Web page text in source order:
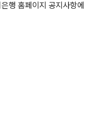
행 홈페이지 공지사항에